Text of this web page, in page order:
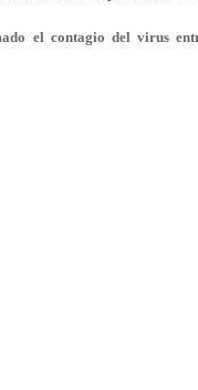
el contagio del virus